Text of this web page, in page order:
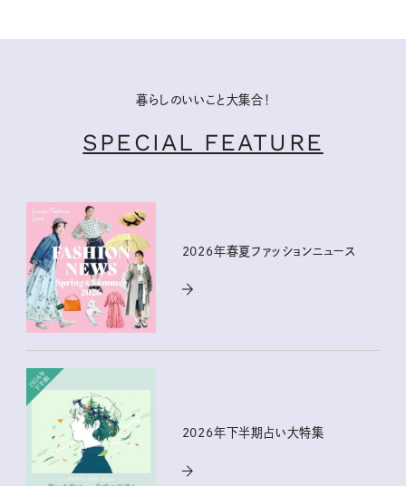
暮らしのいいこと大集合！
SPECIAL FEATURE
2026年春夏ファッションニュース
2026年下半期占い大特集